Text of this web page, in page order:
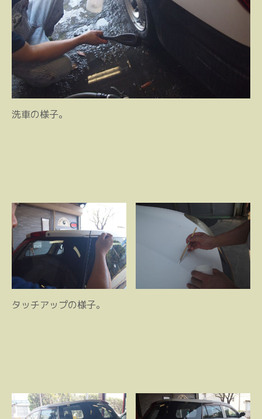
洗車の様子。
タッチアップの様子。